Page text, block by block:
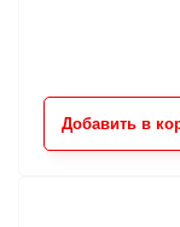
Добавить в